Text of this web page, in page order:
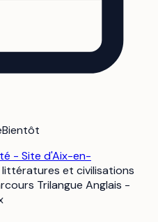
Bientôt
- Site d'Aix-en-
littératures et civilisations
Trilangue Anglais -